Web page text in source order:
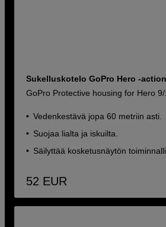
Sukelluskotelo GoPro Hero -
GoPro Protective housing for Hero
Vedenkestävä jopa 60 metriin asti.
Suojaa lialta ja iskuilta.
Säilyttää kosketusnäytön
52 EUR